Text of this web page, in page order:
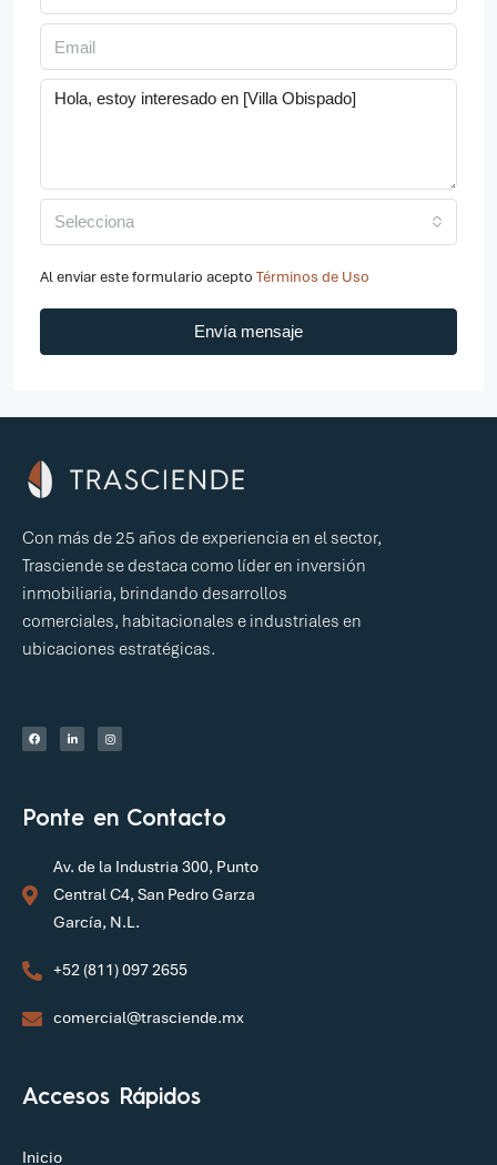
Selecciona
Al enviar este formulario acepto Términos de Uso
Envía mensaje
Con más de 25 años de experiencia en el sector,
Trasciende se destaca como líder en inversión
inmobiliaria, brindando desarrollos
comerciales, habitacionales e industriales en
ubicaciones estratégicas.
Ponte en Contacto
Av. de la Industria 300, Punto
Central C4, San Pedro Garza
García, N.L.
+52 (811) 097 2655
comercial@trasciende.mx
Accesos Rápidos
Inicio